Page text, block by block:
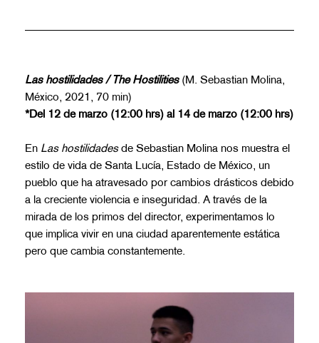
Las hostilidades / The Hostilities(M. Sebastian Molina,
México, 2021, 70 min)
*Del 12 de marzo (12:00 hrs) al 14 de marzo (12:00 hrs)
En Las hostilidadesde Sebastian Molina nos muestra el
estilo de vida de Santa Lucía, Estado de México, un
pueblo que ha atravesado por cambios drásticos debido
a la creciente violencia e inseguridad. A través de la
mirada de los primos del director, experimentamos lo
que implica vivir en una ciudad aparentemente estática
pero que cambia constantemente.